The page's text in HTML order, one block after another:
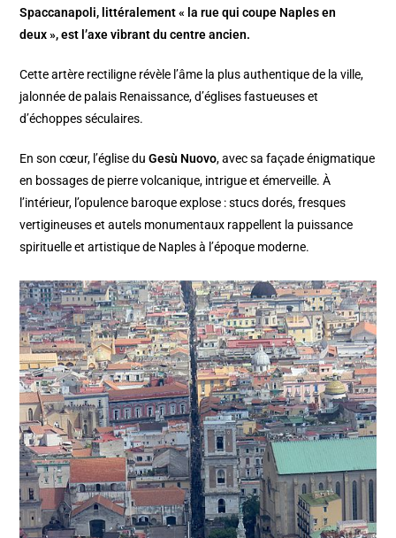
Spaccanapoli, littéralement « la rue qui coupe Naples en
deux », est l’axe vibrant du centre ancien.
Cette artère rectiligne révèle l’âme la plus authentique de la ville,
jalonnée de palais Renaissance, d’églises fastueuses et
d’échoppes séculaires.
En son cœur, l’église duGesù Nuovo, avec sa façade énigmatique
en bossages de pierre volcanique, intrigue et émerveille. À
l’intérieur, l’opulence baroque explose : stucs dorés, fresques
vertigineuses et autels monumentaux rappellent la puissance
spirituelle et artistique de Naples à l’époque moderne.